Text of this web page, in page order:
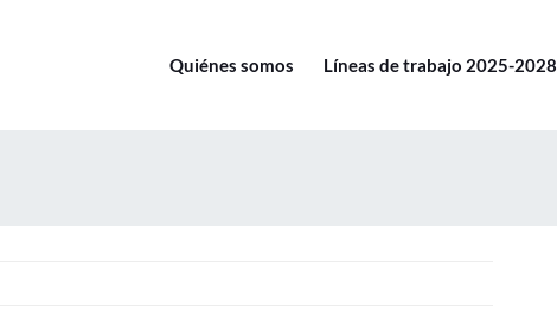
Quiénes somos Líneas de trabajo 2025-2028